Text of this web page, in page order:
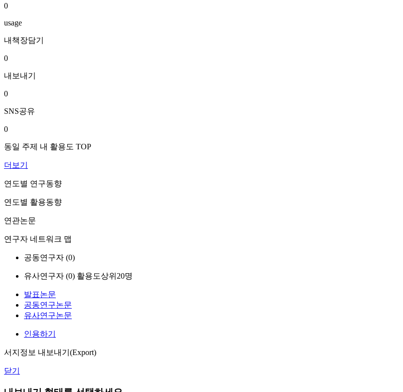
0
usage
내책장담기
0
내보내기
0
SNS공유
0
동일 주제 내 활용도 TOP
더보기
연도별 연구동향
연도별 활용동향
연관논문
연구자 네트워크 맵
공동연구자 (0)
유사연구자 (0) 활용도상위20명
발표논문
공동연구논문
유사연구논문
인용하기
서지정보 내보내기(Export)
닫기